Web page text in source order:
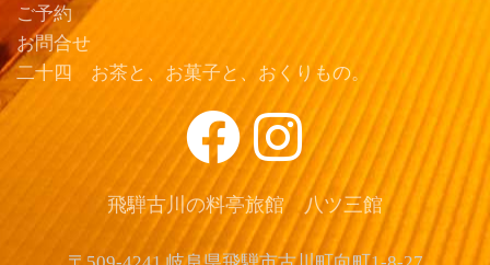
ご予約
お問合せ
二十四 お茶と、お菓子と、おくりもの。
飛騨古川の料亭旅館 八ツ三館